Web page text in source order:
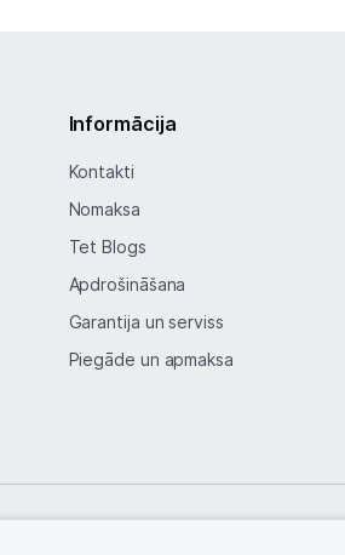
Informācija
Kontakti
Nomaksa
Tet Blogs
Apdrošināšana
Garantija un serviss
Piegāde un apmaksa